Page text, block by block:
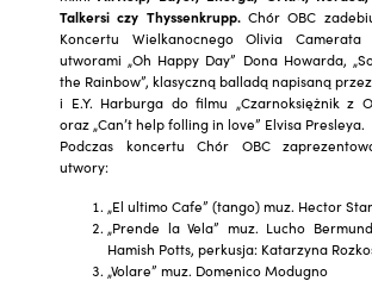
Talkersi czy Thyssenkrupp.Chór OBC
Koncertu Wielkanocnego Olivia
utworami „Oh Happy Day” Dona Howarda,
the Rainbow”, klasyczną balladą napisaną
i E.Y. Harburga do filmu „Czarnoksiężnik z
oraz „Can’t help folling in love” Elvisa Presleya.
Podczas koncertu Chór OBC
utwory:
„El ultimo Cafe” (tango) muz. Hector
„Prende la Vela” muz. Lucho
Hamish Potts, perkusja: Katarzyna
„Volare” muz. Domenico Modugno